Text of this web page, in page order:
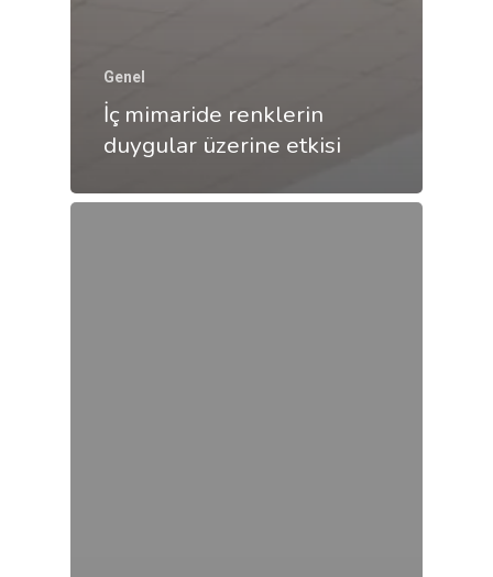
Genel
İç mimaride renklerin
duygular üzerine etkisi